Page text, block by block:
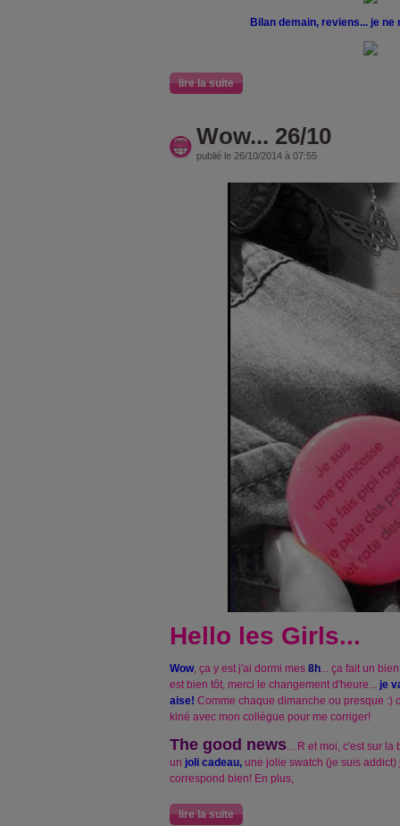
Bilan demain, reviens... je ne
lire la suite
Wow... 26/10
publié le 26/10/2014 à 07:55
Hello les Girls...
Wow, ça y est j'ai dormi mes 8h... ça fait un
est bien tôt, merci le changement d'heure... je
aise! Comme chaque dimanche ou presque :)
kiné avec mon collègue pour me corriger!
The good news... R et moi, c'est sur
un joli cadeau, une jolie swatch (je suis
correspond bien! En plus,
lire la suite